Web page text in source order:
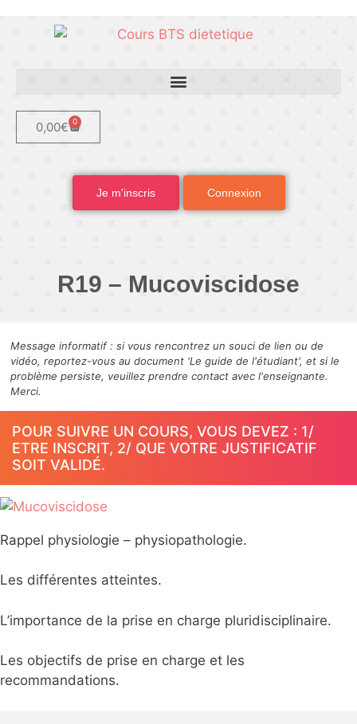
0,00€ 0
Je m'inscris Connexion
R19 – Mucoviscidose
Message informatif : si vous rencontrez un souci de lien ou de
vidéo, reportez-vous au document 'Le guide de l'étudiant', et si le
problème persiste, veuillez prendre contact avec l'enseignante.
Merci.
POUR SUIVRE UN COURS, VOUS DEVEZ : 1/
ETRE INSCRIT, 2/ QUE VOTRE JUSTIFICATIF
SOIT VALIDÉ.
Rappel physiologie – physiopathologie.
Les différentes atteintes.
L’importance de la prise en charge pluridisciplinaire.
Les objectifs de prise en charge et les
recommandations.